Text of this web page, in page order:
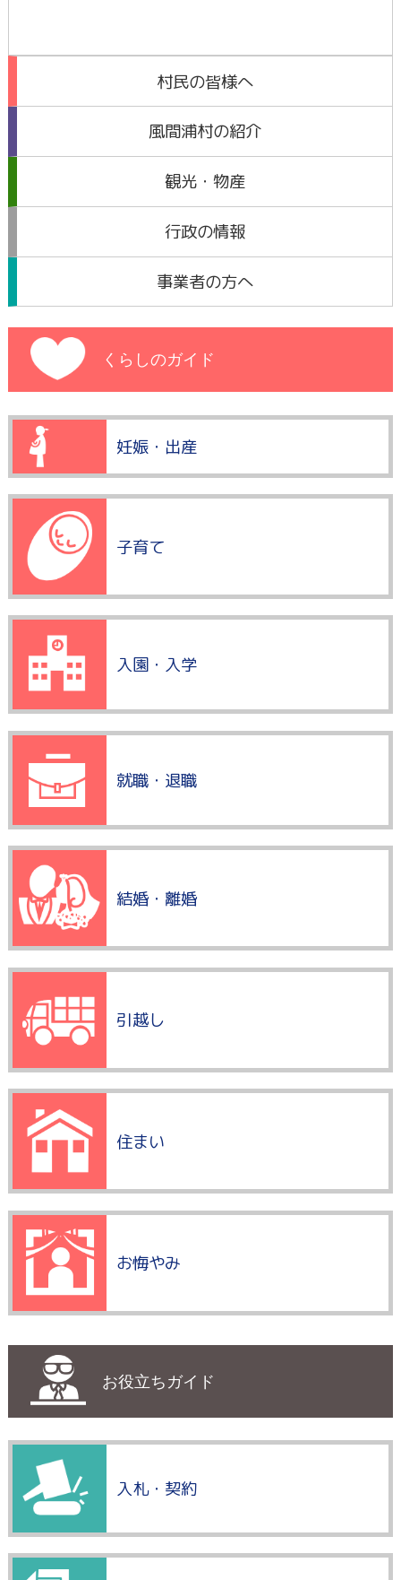
村民の皆様へ
風間浦村の紹介
観光・物産
行政の情報
事業者の方へ
くらしのガイド
妊娠・出産
子育て
入園・入学
就職・退職
結婚・離婚
引越し
住まい
お悔やみ
お役立ちガイド
入札・契約